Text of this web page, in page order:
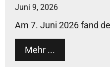
Juni 9, 2026
Am 7. Juni 2026 fand
Mehr ...